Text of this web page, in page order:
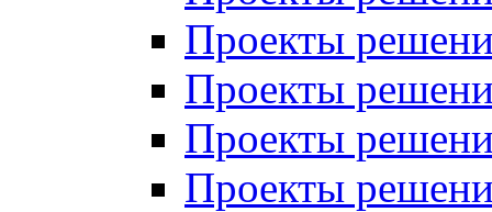
Проекты
Проекты
Проекты
Проекты